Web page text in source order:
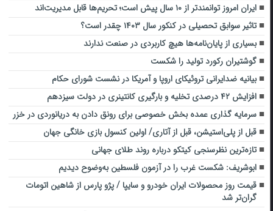
ایران امروز توانمندتر از ۱۰ سال پیش است؛ تحریم‌ها قابل مدیریت‌اند
تاثیر سوابق تحصیلی در کنکور سال ۱۴۰۳ چقدر است؟
بسیاری از پایان‌نامه‌ها هیچ کاربردی در صنعت ندارند
گوشتیران رکورد تولید را شکست
بیانیه ضدایرانی تروئیکای اروپا و آمریکا در نشست شورای حکام
افزایش ۴۲ درصدی تخلیه و بارگیری کانتینری در دولت سیزدهم
سرمایه گذاری عمده بخش خصوصی برای رونق دادن به دریانوردی در خزر
قبل از پلی‌استیشن، قبل از آتاری/ اولین کنسول بازی خانگی جهان
تازه‌ترین نظرسنجی کیتکو درباره روند طلای جهانی
ابوشریف: شکست غرب را در آزمون فلسطین به‌وضوح دیدیم
قیمت روز محصولات ایران خودرو و سایپا / پژو پارس از شاهین اتومات
گران‌تر شد